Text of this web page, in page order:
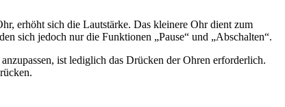
erhöht sich die Lautstärke. Das kleinere Ohr dient zum
sich jedoch nur die Funktionen „Pause“ und „Abschalten“.
ist lediglich das Drücken der Ohren erforderlich.